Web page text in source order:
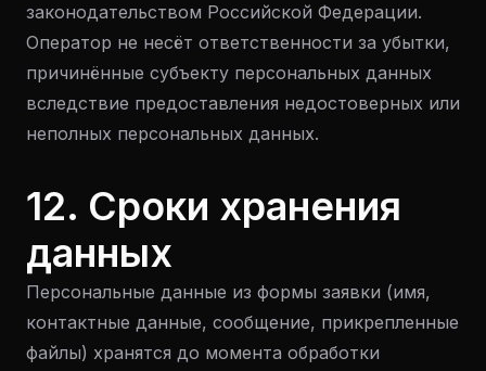
законодательством Российской Федерации.
Оператор не несёт ответственности за убытки,
причинённые субъекту персональных данных
вследствие предоставления недостоверных или
неполных персональных данных.
12. Сроки хранения
данных
Персональные данные из формы заявки (имя,
контактные данные, сообщение, прикрепленные
файлы) хранятся до момента обработки